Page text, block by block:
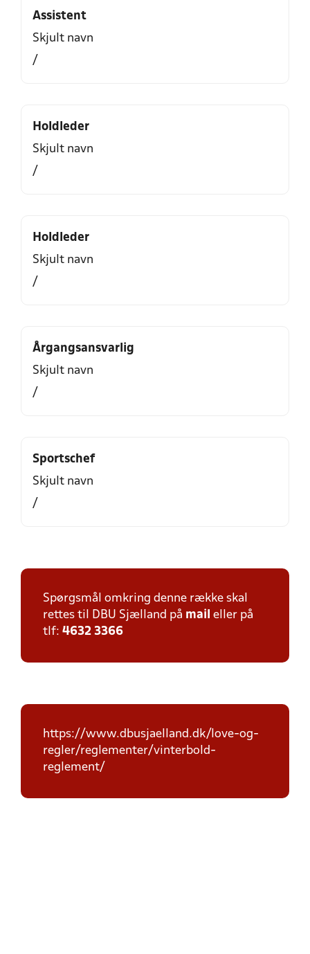
Assistent
Skjult navn
/
Holdleder
Skjult navn
/
Holdleder
Skjult navn
/
Årgangsansvarlig
Skjult navn
/
Sportschef
Skjult navn
/
Spørgsmål omkring denne række skal
rettes til DBU Sjælland på mail eller på
tlf: 4632 3366
https://www.dbusjaelland.dk/love-og-
regler/reglementer/vinterbold-
reglement/